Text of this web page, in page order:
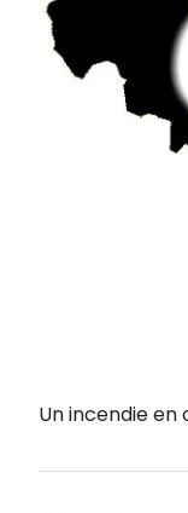
Un incendie en